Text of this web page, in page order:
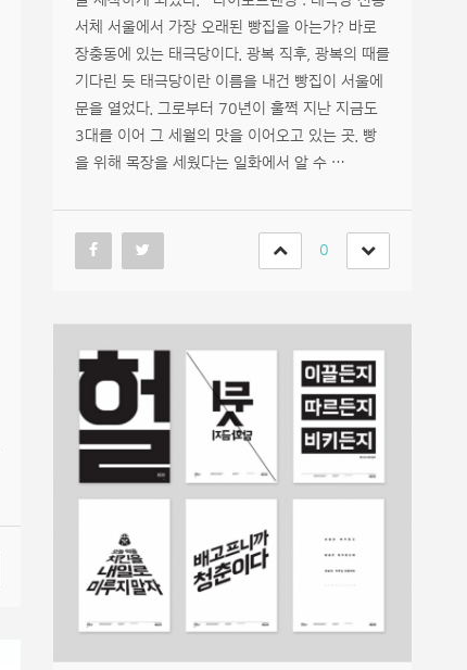
서체 서울에서 가장 오래된 빵집을 아는가? 바로
장충동에 있는 태극당이다. 광복 직후, 광복의 때를
기다린 듯 태극당이란 이름을 내건 빵집이 서울에
문을 열었다. 그로부터 70년이 훌쩍 지난 지금도
3대를 이어 그 세월의 맛을 이어오고 있는 곳. 빵
을 위해 목장을 세웠다는 일화에서 알 수 …
0